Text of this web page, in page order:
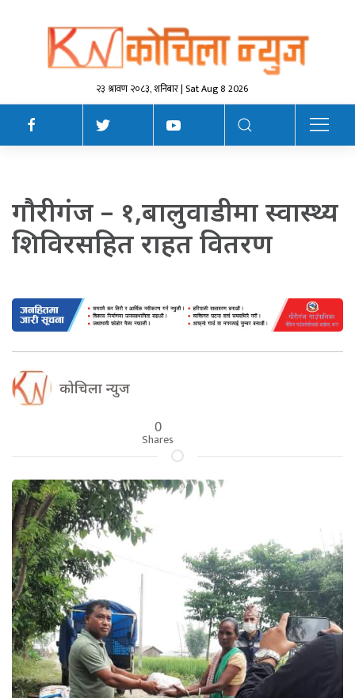
२३ श्रावण २०८३, शनिबार | Sat Aug 8 2026
गाैरीगंज – १,बालुवाडीमा स्वास्थ्य
शिविरसहित राहत वितरण
कोचिला न्युज
0
Shares